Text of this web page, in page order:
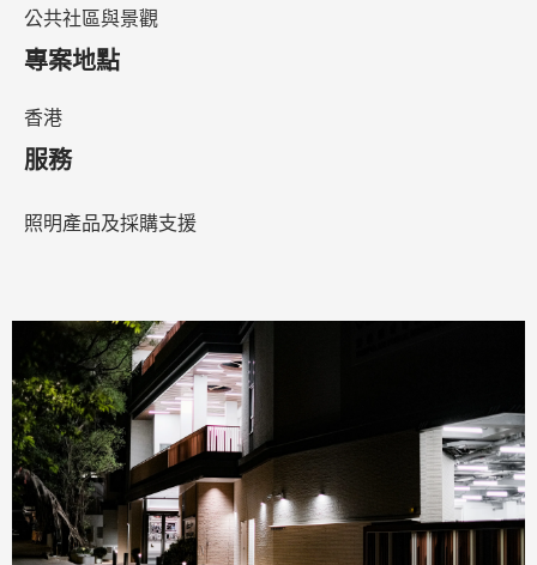
公共社區與景觀
專案地點
香港
服務
照明產品及採購支援